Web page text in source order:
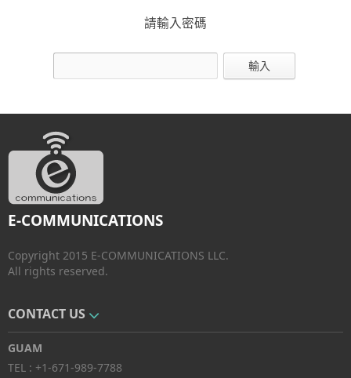
請輸入密碼
E-COMMUNICATIONS
Copyright 2015 E-COMMUNICATIONS LLC.
All rights reserved.
CONTACT US
GUAM
TEL : +1-671-989-7788